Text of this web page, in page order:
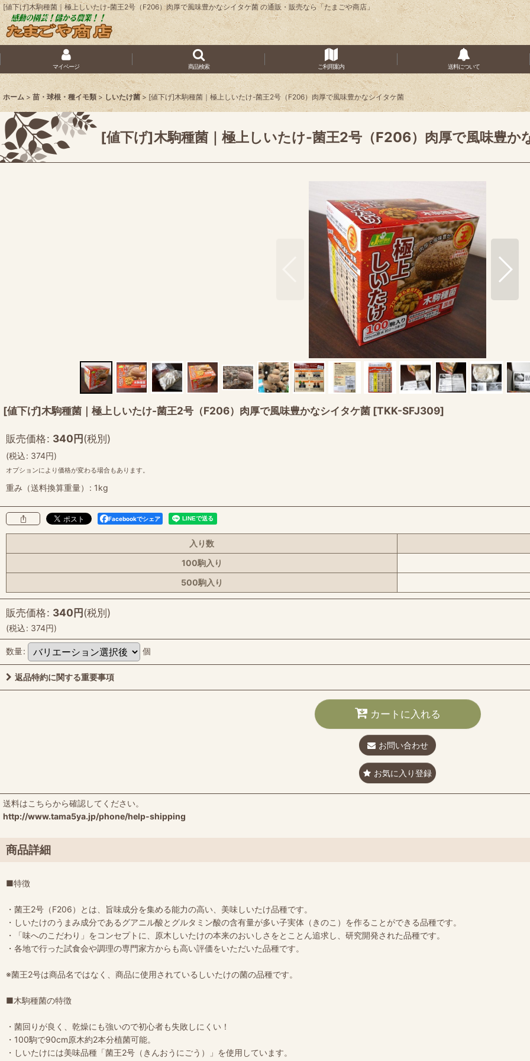
[値下げ]木駒種菌｜極上しいたけ-菌王2号（F206）肉厚で風味豊かなシイタケ菌 の通販・販売なら「たまごや商店」
マイページ 商品検索 ご利用案内 送料について
ホーム > 苗・球根・種イモ類 > しいたけ菌 > [値下げ]木駒種菌｜極上しいたけ-菌王2号（F206）肉厚で風味豊かなシイタケ菌
[値下げ]木駒種菌｜極上しいたけ-菌王2号（F206）肉厚で風味豊か
[値下げ]木駒種菌｜極上しいたけ-菌王2号（F206）肉厚で風味豊かなシイタケ菌 [TKK-SFJ309]
販売価格: 340円(税別)
(税込: 374円)
オプションにより価格が変わる場合もあります。
重み（送料換算重量） : 1kg
Facebookでシェア
入り数
100駒入り
500駒入り
販売価格: 340円(税別)
(税込: 374円)
数量: 個
返品特約に関する重要事項
カートに入れる
お問い合わせ
お気に入り登録
送料はこちらから確認してください。
http://www.tama5ya.jp/phone/help-shipping
商品詳細
■特徴
・菌王2号（F206）とは、旨味成分を集める能力の高い、美味しいたけ品種です。
・しいたけのうまみ成分であるグアニル酸とグルタミン酸の含有量が多い子実体（きのこ）を作ることができる品種です。
・「味へのこだわり」をコンセプトに、原木しいたけの本来のおいしさをとことん追求し、研究開発された品種です。
・各地で行った試食会や調理の専門家方からも高い評価をいただいた品種です。
※菌王2号は商品名ではなく、商品に使用されているしいたけの菌の品種です。
■木駒種菌の特徴
・菌回りが良く、乾燥にも強いので初心者も失敗しにくい！
・100駒で90cm原木約2本分植菌可能。
・しいたけには美味品種「菌王2号（きんおうにごう）」を使用しています。